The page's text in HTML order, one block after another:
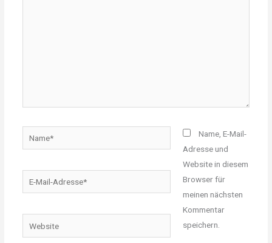
Mail-
Website
Name, E-Mail-
Adresse und
Website in diesem
Browser für
meinen nächsten
Kommentar
speichern.